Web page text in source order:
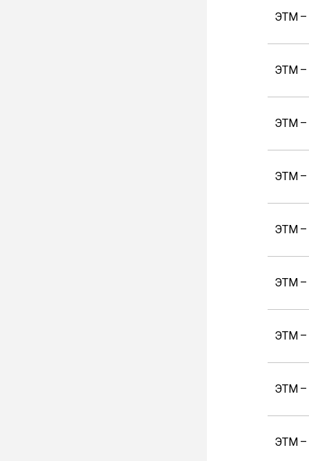
ЭТМ –
ЭТМ –
ЭТМ –
ЭТМ –
ЭТМ –
ЭТМ –
ЭТМ –
ЭТМ –
ЭТМ –